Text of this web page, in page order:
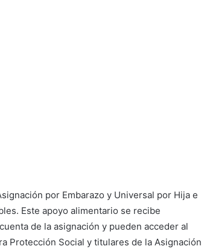
por Embarazo y Universal por Hija e
Este apoyo alimentario se recibe
de la asignación y pueden acceder al
Protección Social y titulares de la Asignación